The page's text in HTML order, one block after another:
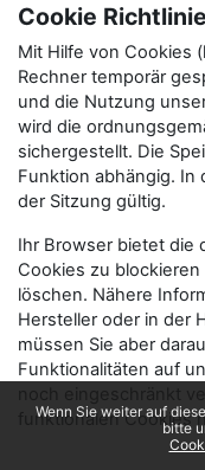
Wenn Sie weiter auf
bitte
Cookie Richtlinie
Mit Hilfe von Cookies
Rechner temporär
und die Nutzung
wird die
sichergestellt. Die
Funktion abhängig. In
der Sitzung gültig.
Ihr Browser bietet die
Cookies zu
löschen. Nähere
Hersteller oder in der
müssen Sie aber
Funktionalitäten auf
funktionalen Cookies